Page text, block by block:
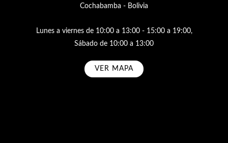
Cochabamba - Bolivia
Lunes a viernes de 10:00 a 13:00 - 15:00 a 19:00,
Sábado de 10:00 a 13:00
VER MAPA